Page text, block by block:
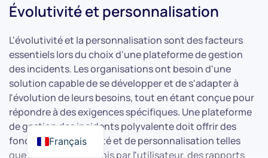
Évolutivité et personnalisation
L'évolutivité et la personnalisation sont des facteurs
essentiels lors du choix d'une plateforme de gestion
des incidents. Les organisations ont besoin d'une
solution capable de se développer et de s'adapter à
l'évolution de leurs besoins, tout en étant conçue pour
répondre à des exigences spécifiques. Une plateforme
de gestion des incidents polyvalente doit offrir des
fonctions d'évolutivité et de personnalisation telles
que des champs définis par l'utilisateur, des rapports
Français